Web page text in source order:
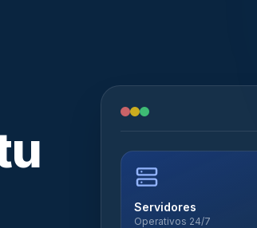
Servidores
Operativos 24/7